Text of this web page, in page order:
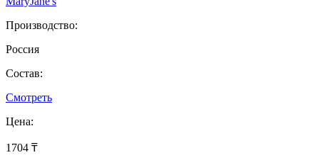
Производство:
Россия
Состав:
Смотреть
Цена:
1704 ₸